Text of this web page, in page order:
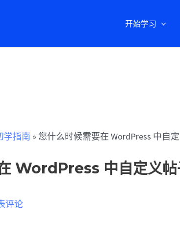
开始学习
学指南 »您什么时候需要在 WordPress 中自
WordPress 中自定义帖
评论